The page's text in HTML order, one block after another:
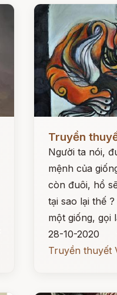
Đọc ngay
Truyền
Người ta nói,
mệnh của
còn đuôi, hổ
tại sao lại thế
một giống, gọi
28-10-2020
Truyền thuyết